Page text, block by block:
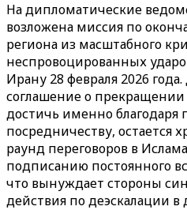
На дипломатические
возложена миссия по
региона из масштабного
неспровоцированных
Ирану 28 февраля 2026
соглашение о прекращении
достичь именно благодаря
посредничеству, остается
раунд переговоров в
подписанию постоянного
что вынуждает стороны
действия по деэскалации